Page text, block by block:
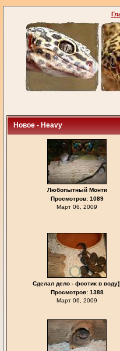
Новое - Heavy
Любопытный Монти
Просмотров: 1089
Март 06, 2009
Сделал дело - фостик в
Просмотров: 1388
Март 06, 2009